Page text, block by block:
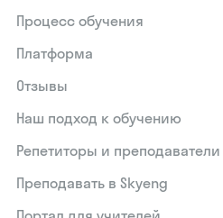
Процесс обучения
Платформа
Отзывы
Наш подход к обучению
Репетиторы и преподаватели
Преподавать в Skyeng